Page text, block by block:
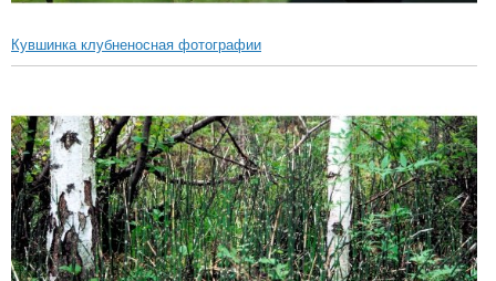
Кувшинка клубненосная фотографии